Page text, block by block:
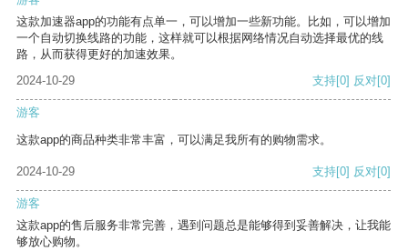
这款加速器app的功能有点单一，可以增加一些新功能。比如，可以增加
一个自动切换线路的功能，这样就可以根据网络情况自动选择最优的线
路，从而获得更好的加速效果。
2024-10-29
支持[0] 反对[0]
游客
这款app的商品种类非常丰富，可以满足我所有的购物需求。
2024-10-29 支持[0] 反对[0]
游客
这款app的售后服务非常完善，遇到问题总是能够得到妥善解决，让我能
够放心购物。